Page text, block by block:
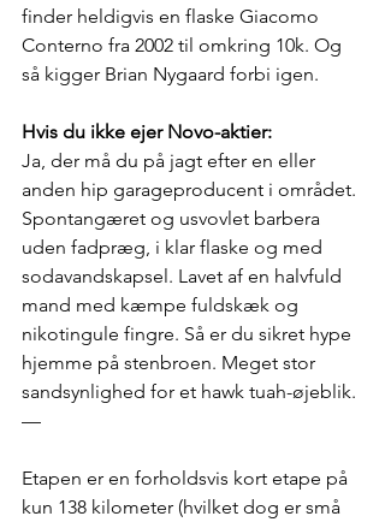
finder heldigvis en flaske Giacomo
Conterno fra 2002 til omkring 10k. Og
så kigger Brian Nygaard forbi igen.
Hvis du ikke ejer Novo-aktier:
Ja, der må du på jagt efter en eller
anden hip garageproducent i området.
Spontangæret og usvovlet barbera
uden fadpræg, i klar flaske og med
sodavandskapsel. Lavet af en halvfuld
mand med kæmpe fuldskæk og
nikotingule fingre. Så er du sikret hype
hjemme på stenbroen. Meget stor
sandsynlighed for et hawk tuah-øjeblik.
—
Etapen er en forholdsvis kort etape på
kun 138 kilometer (hvilket dog er små